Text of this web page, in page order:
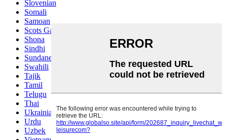
Slovenian
Somali
Samoan
Scots Gaelic
Shona
Sindhi
Sundanese
Swahili
Tajik
Tamil
Telugu
Thai
Ukrainian
Urdu
Uzbek